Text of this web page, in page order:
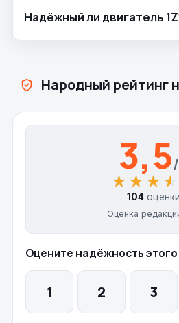
Надёжный ли двигатель
Народный рейтинг
3,5
104 оценки
Оценка
Оцените надёжность
1 2 3